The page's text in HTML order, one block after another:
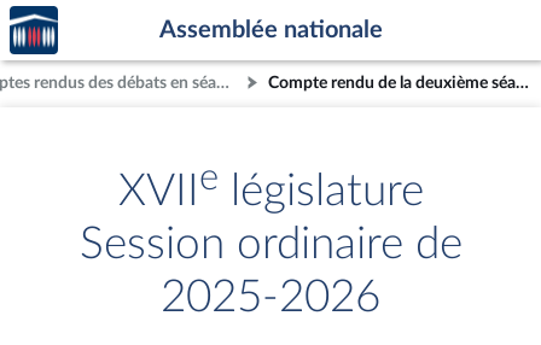
Aller au contenu
Aller en bas de la page
Accèder
à la
page
d'accueil
Assemblée nationale
Comptes rendus des débats en séance Compte rendu de la deuxième séance du jeudi 07 mai 2026
XVII e
législature
Session ordinaire de
2025-2026